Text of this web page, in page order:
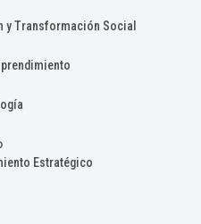
y Transformación Social
Estratégico